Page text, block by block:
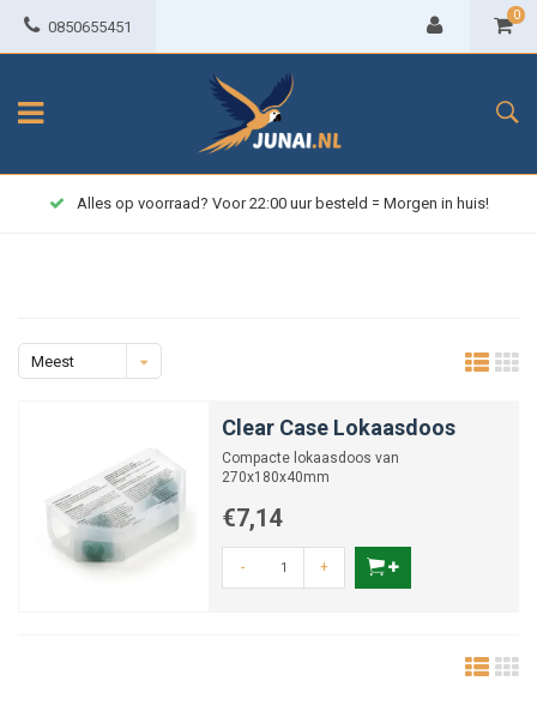
0850655451
0
Alles op voorraad? Voor 22:00 uur besteld = Morgen in huis!
Meest
Clear Case Lokaasdoos
Compacte lokaasdoos van
270x180x40mm
€7,14
- +